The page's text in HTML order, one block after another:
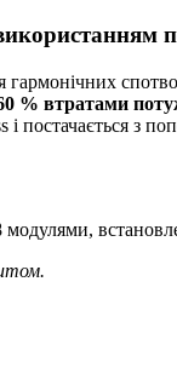
% втратами
і постачається